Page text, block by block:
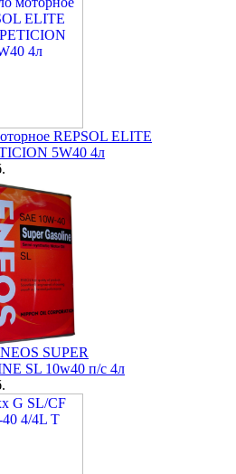
REPSOL ELITE
5W40 4л
SUPER
SL 10w40 п/с 4л